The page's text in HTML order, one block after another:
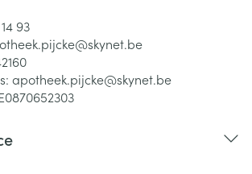
93
skynet.be
apotheek.pijcke@skynet.be